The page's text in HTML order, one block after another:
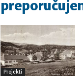
Projekti